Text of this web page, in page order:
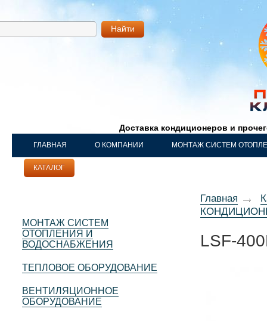
Найти
Доставка кондиционеров и
ГЛАВНАЯ О КОМПАНИИ МОНТАЖ СИСТЕМ
КАТАЛОГ
МОНТАЖ СИСТЕМ
ОТОПЛЕНИЯ И
ВОДОСНАБЖЕНИЯ
ТЕПЛОВОЕ ОБОРУДОВАНИЕ
ВЕНТИЛЯЦИОННОЕ
ОБОРУДОВАНИЕ
Главная
LSF-